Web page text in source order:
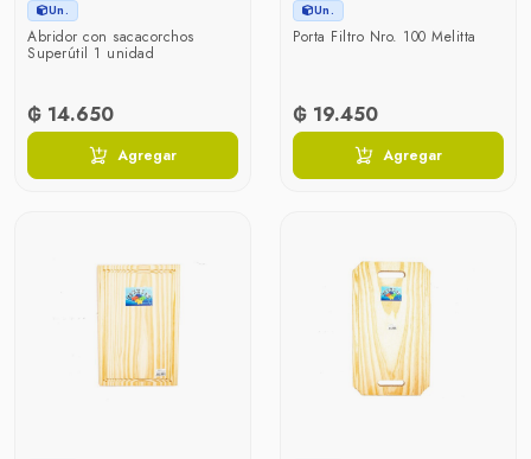
Un.
Abridor con sacacorchos
Superútil 1 unidad
₲ 14.650
Agregar
Un.
Porta Filtro Nro. 100 Melitta
₲ 19.450
Agregar